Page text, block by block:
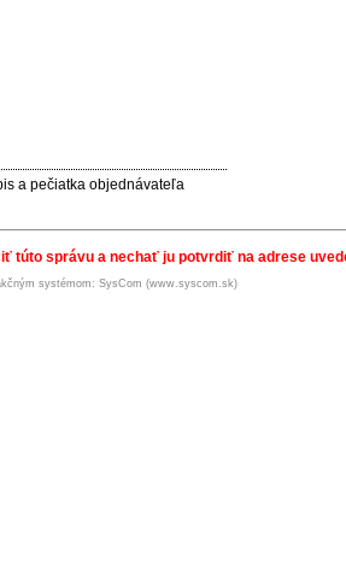
a pečiatka objednávateľa
túto správu a nechať ju potvrdiť na adrese
systémom: SysCom (www.syscom.sk)